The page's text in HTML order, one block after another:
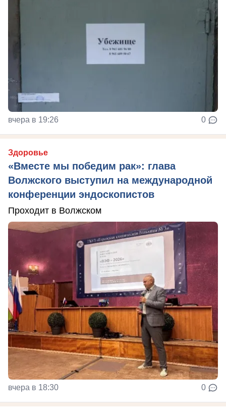
вчера в 19:26 0
Здоровье
«Вместе мы победим рак»: глава
Волжского выступил на международной
конференции эндоскопистов
Проходит в Волжском
вчера в 18:30 0